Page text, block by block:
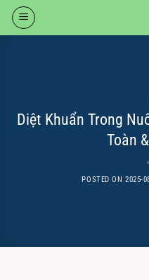
Skip
Diệt Khuẩn Trong
Toàn
POSTED ON 2025-